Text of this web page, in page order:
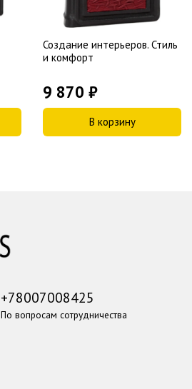
Создание интерьеров. Стиль
и комфорт
9 870 ₽
В корзину
+78007008425
По вопросам сотрудничества